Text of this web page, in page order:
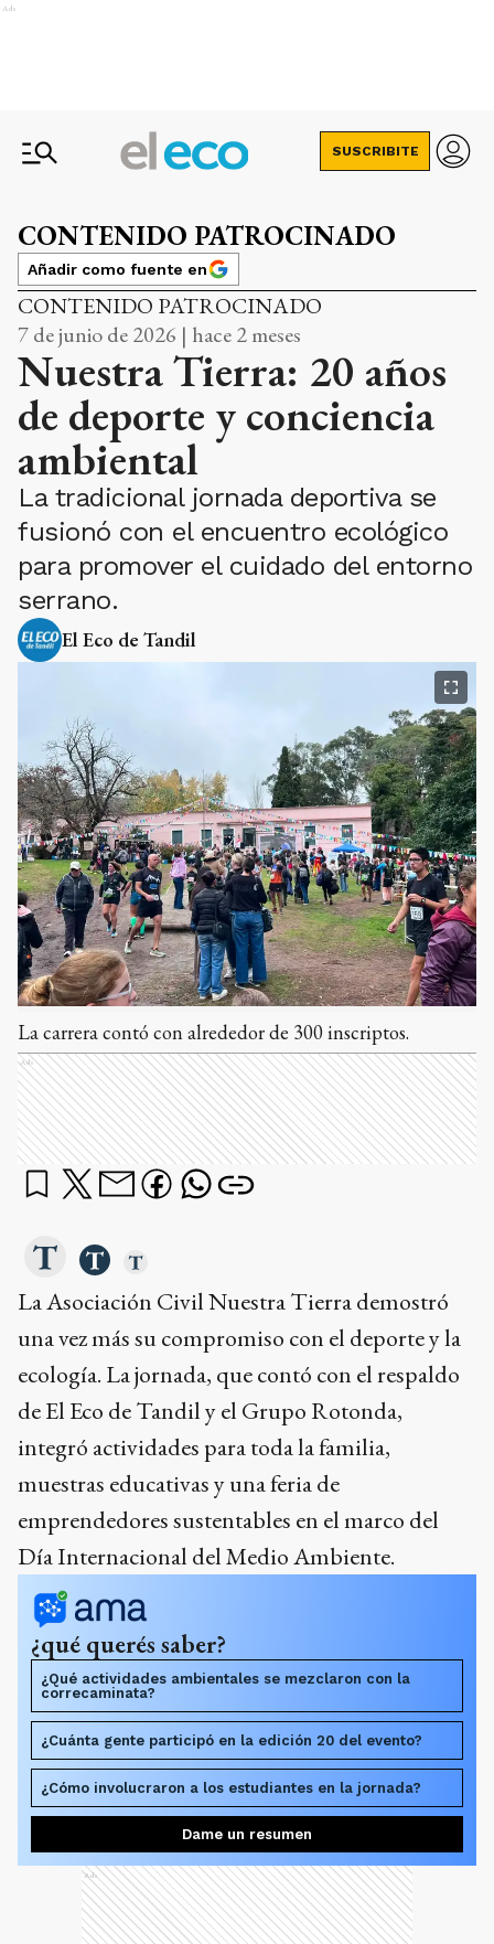
Ads
SUSCRIBITE
CONTENIDO PATROCINADO
Añadir como fuente en
CONTENIDO PATROCINADO
7 de junio de 2026 | hace 2 meses
Nuestra Tierra: 20 años
de deporte y conciencia
ambiental
La tradicional jornada deportiva se
fusionó con el encuentro ecológico
para promover el cuidado del entorno
serrano.
El Eco de Tandil
La carrera contó con alrededor de 300 inscriptos.
Ads
La Asociación Civil Nuestra Tierra demostró
una vez más su compromiso con el deporte y la
ecología. La jornada, que contó con el respaldo
de El Eco de Tandil y el Grupo Rotonda,
integró actividades para toda la familia,
muestras educativas y una feria de
emprendedores sustentables en el marco del
Día Internacional del Medio Ambiente.
¿qué querés saber?
¿Qué actividades ambientales se mezclaron con la
correcaminata?
¿Cuánta gente participó en la edición 20 del evento?
¿Cómo involucraron a los estudiantes en la jornada?
Dame un resumen
Ads